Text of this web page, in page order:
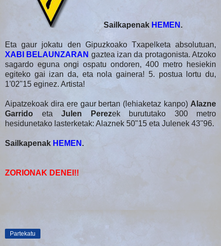
Sailkapenak HEMEN .
Eta gaur jokatu den Gipuzkoako Txapelketa absolutuan,
XABI BELAUNZARAN gaztea izan da protagonista. Atzoko
sagardo eguna ongi ospatu ondoren, 400 metro hesiekin
egiteko gai izan da, eta nola gainera! 5. postua lortu du,
1'02"15 eginez. Artista!
Aipatzekoak dira ere gaur bertan (lehiaketaz kanpo) Alazne
Garrido eta Julen Perezek burututako 300 metro
hesidunetako lasterketak: Alaznek 50"15 eta Julenek 43''96.
Sailkapenak HEMEN .
ZORIONAK DENEI!!
Partekatu